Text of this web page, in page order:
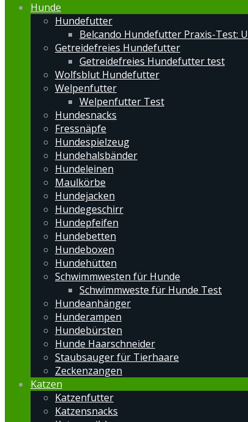
Hunde
Hundefutter
Belcando Hundefutter Praxis-Test:
Getreidefreies Hundefutter
Getreidefreies Hundefutter test
Wolfsblut Hundefutter
Welpenfutter
Welpenfutter Test
Hundesnacks
Fressnäpfe
Hundespielzeug
Hundehalsbänder
Hundeleinen
Maulkörbe
Hundejacken
Hundegeschirr
Hundepfeifen
Hundebetten
Hundeboxen
Hundehütten
Schwimmwesten für Hunde
Schwimmweste für Hunde Test
Hundeanhänger
Hunderampen
Hundebürsten
Hunde Haarschneider
Staubsauger für Tierhaare
Zeckenzangen
Katzen
Katzenfutter
Katzensnacks